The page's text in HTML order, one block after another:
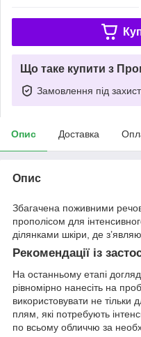
Що таке купити з
Замовлення під
Опис Доставка
Опис
Збагачена поживними
прополісом для
ділянками шкіри, де
Рекомендації із
На останньому етапі
рівномірно нанесіть на
використовувати не
плям, які потребують
по всьому обличчю за